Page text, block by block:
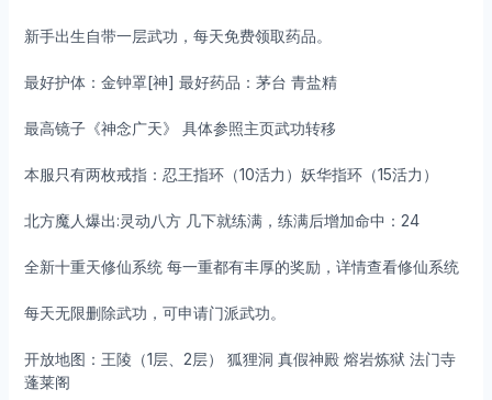
新手出生自带一层武功，每天免费领取药品。
最好护体：金钟罩[神] 最好药品：茅台 青盐精
最高镜子《神念广天》 具体参照主页武功转移
本服只有两枚戒指：忍王指环（10活力）妖华指环（15活力）
北方魔人爆出:灵动八方 几下就练满，练满后增加命中：24
全新十重天修仙系统 每一重都有丰厚的奖励，详情查看修仙系统
每天无限删除武功，可申请门派武功。
开放地图：王陵（1层、2层） 狐狸洞 真假神殿 熔岩炼狱 法门寺
蓬莱阁